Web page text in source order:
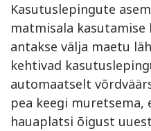
Kasutuslepingute
matmisala
antakse välja maetu
kehtivad
automaatselt
pea keegi muretsema,
hauaplatsi õigust